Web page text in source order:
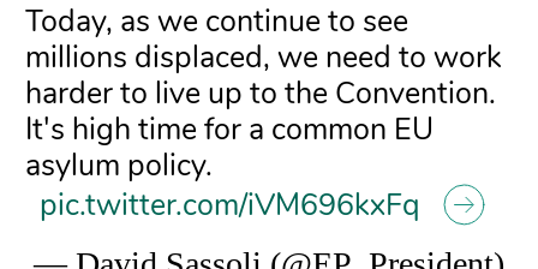
Today, as we continue to see
millions displaced, we need to work
harder to live up to the Convention.
It's high time for a common EU
asylum policy.
pic.twitter.com/iVM696kxFq